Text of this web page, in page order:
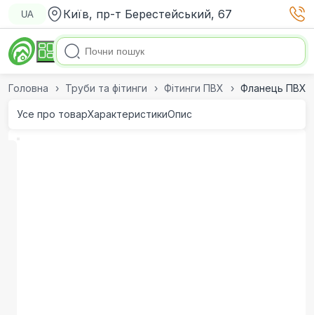
UA Київ, пр-т Берестейський, 67
Головна Труби та фітинги Фітинги ПВХ Фланець ПВХ
Усе про товарХарактеристикиОпис